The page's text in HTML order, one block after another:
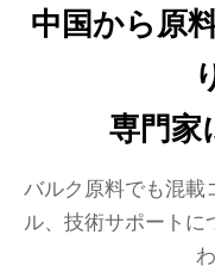
中国から原
専門家
バルク原料でも混載
ル、技術サポートに